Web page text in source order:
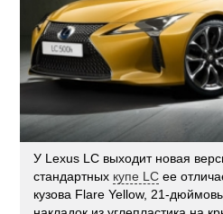
У Lexus LC выходит новая
стандартных купе LC ее
кузова Flare Yellow, 21-